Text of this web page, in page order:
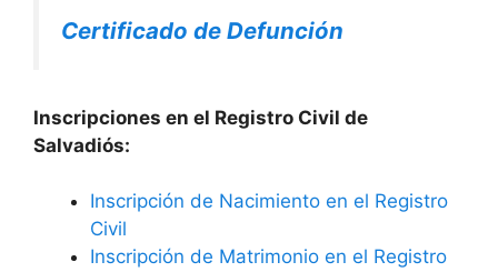
Certificado de Defunción
Inscripciones en el Registro Civil de
Salvadiós:
Inscripción de Nacimiento en el Registro
Civil
Inscripción de Matrimonio en el Registro